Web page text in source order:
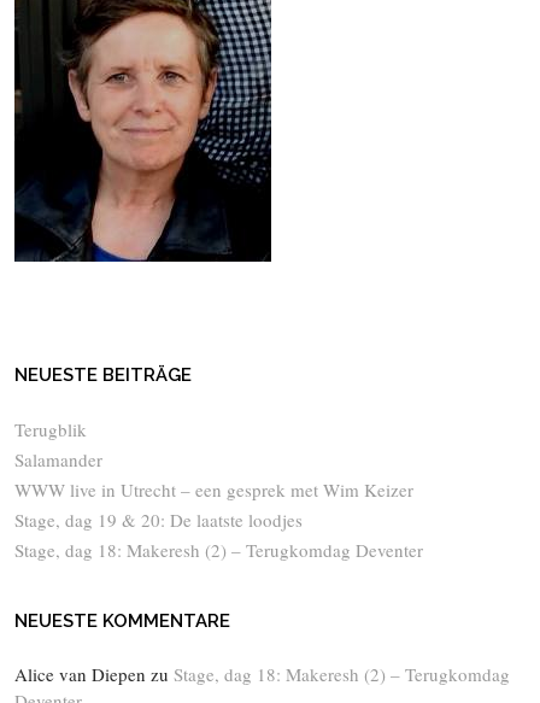
NEUESTE BEITRÄGE
Terugblik
Salamander
WWW live in Utrecht – een gesprek met Wim Keizer
Stage, dag 19 & 20: De laatste loodjes
Stage, dag 18: Makeresh (2) – Terugkomdag Deventer
NEUESTE KOMMENTARE
Alice van Diepen zu Stage, dag 18: Makeresh (2) – Terugkomdag